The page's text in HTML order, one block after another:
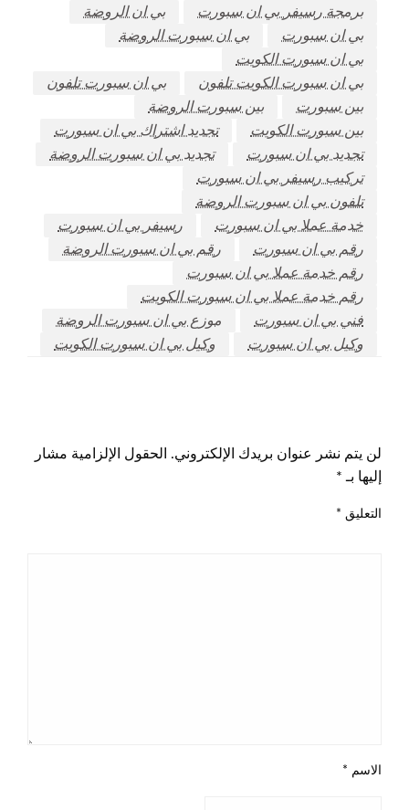
برمجة رسيفر بي ان سبورت
بي ان الروضة
بي ان سبورت
بي ان سبورت الروضة
بي ان سبورت الكويت
بي ان سبورت الكويت تلفون
بي ان سبورت تلفون
بين سبورت
بين سبورت الروضة
بين سبورت الكويت
تجديد اشتراك بي ان سبورت
تجديد بي ان سبورت
تجديد بي ان سبورت الروضة
تركيب رسيفر بي ان سبورت
تلفون بي ان سبورت الروضة
خدمة عملا بي ان سبورت
رسيفر بي ان سبورت
رقم بي ان سبورت
رقم بي ان سبورت الروضة
رقم خدمة عملا بي ان سبورت
رقم خدمة عملا بي ان سبورت الكويت
فني بي ان سبورت
موزع بي ان سبورت الروضة
وكيل بي ان سبورت
وكيل بي ان سبورت الكويت
لن يتم نشر عنوان بريدك الإلكتروني.
الحقول الإلزامية مشار
إليها بـ *
التعليق *
الاسم *